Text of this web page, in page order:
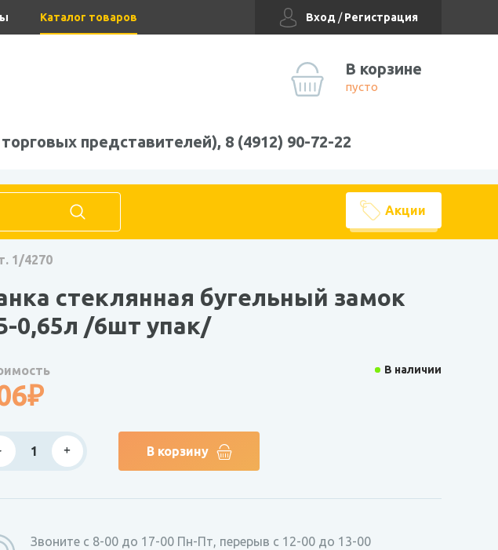
Каталог товаров Вход /Регистрация
В корзине
пусто
представителей), 8 (4912) 90-72-22
Акции
Банка стеклянная бугельный замок 1Б-0,65л /6шт упак/
1/4270
стеклянная бугельный замок
0,65л /6шт упак/
В наличии
В корзину
Звоните с 8-00 до 17-00 Пн-Пт, перерыв с 12-00 до 13-00